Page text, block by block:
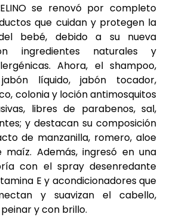
se renovó por completo
que cuidan y protegen la
bebé, debido a su nueva
ingredientes naturales y
Ahora, el shampoo,
jabón líquido, jabón tocador,
colonia y loción antimosquitos
libres de parabenos, sal,
y destacan su composición
de manzanilla, romero, aloe
Además, ingresó en una
con el spray desenredante
E y acondicionadores que
y suavizan el cabello,
y con brillo.